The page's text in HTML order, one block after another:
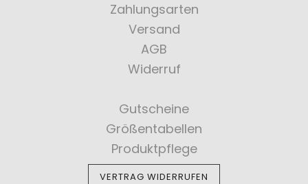
Zahlungsarten
Versand
AGB
Widerruf
Gutscheine
Größentabellen
Produktpflege
VERTRAG WIDERRUFEN